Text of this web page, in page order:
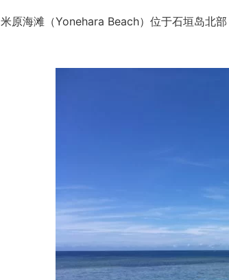
米原海滩（Yonehara Beach）位于石垣岛北